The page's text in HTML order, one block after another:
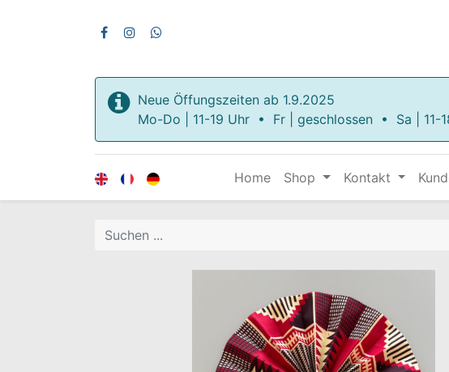
Neue Öffungszeiten ab 1.9.2025
Mo-Do | 11-19 Uhr • Fr | geschlossen • Sa | 11-
Home Shop Kontakt